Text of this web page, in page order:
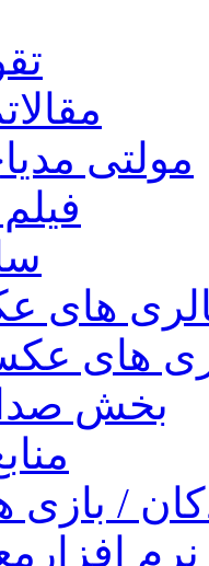
مقالات
مولتی مدیا
های
های
بخش
/ بازی
افزار